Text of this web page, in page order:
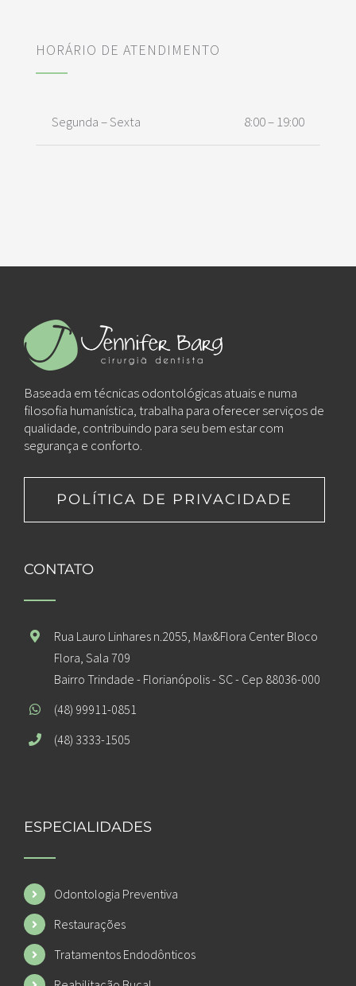
HORÁRIO DE ATENDIMENTO
Segunda – Sexta 8:00 – 19:00
Baseada em técnicas odontológicas atuais e numa
filosofia humanística, trabalha para oferecer serviços de
qualidade, contribuindo para seu bem estar com
segurança e conforto.
POLÍTICA DE PRIVACIDADE
CONTATO
Rua Lauro Linhares n.2055, Max&Flora Center Bloco
Flora, Sala 709
Bairro Trindade - Florianópolis - SC - Cep 88036-000
(48) 99911-0851
(48) 3333-1505
ESPECIALIDADES
Odontologia Preventiva
Restaurações
Tratamentos Endodônticos